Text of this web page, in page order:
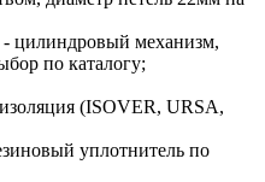
цилиндровый механизм,
по каталогу;
(ISOVER, URSA,
уплотнитель по